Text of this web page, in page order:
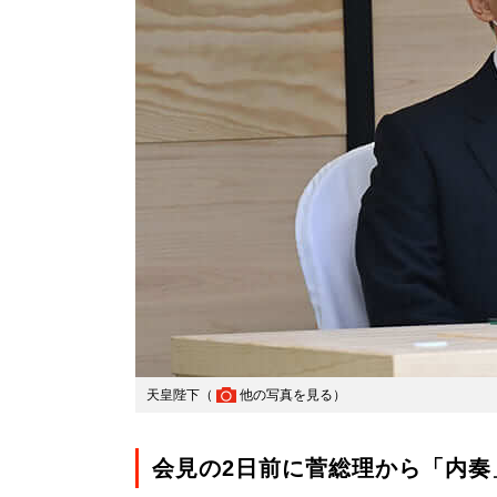
天皇陛下（ 他の写真を見る ）
会見の2日前に菅総理から「内奏